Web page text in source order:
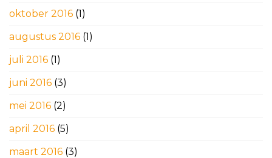
oktober 2016 (1)
augustus 2016 (1)
juli 2016 (1)
juni 2016 (3)
mei 2016 (2)
april 2016 (5)
maart 2016 (3)